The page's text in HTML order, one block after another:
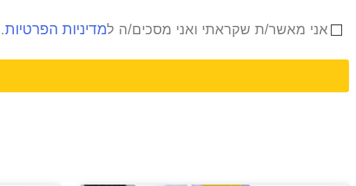
אני מאשר/ת שקראתי ואני מסכים/ה למדיניות הפרטיות.